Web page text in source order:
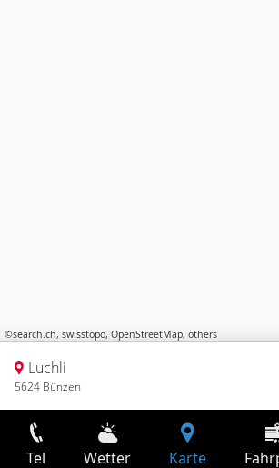
©search.ch, swisstopo, OpenStreetMap, others
Luchli
5624 Bünzen
Tel Wetter Karte